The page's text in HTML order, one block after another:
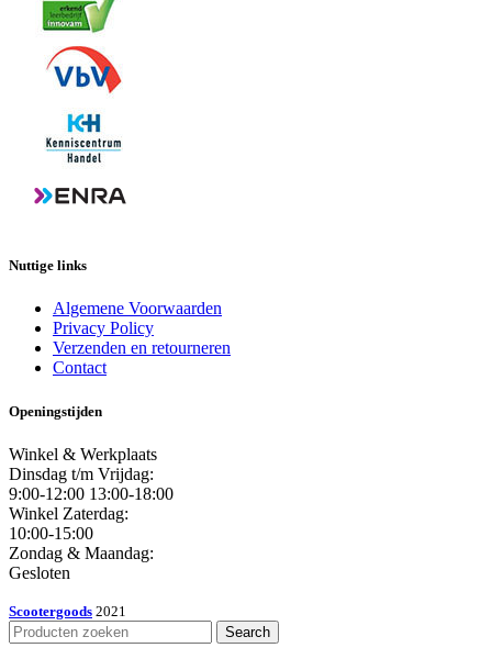
Nuttige links
Algemene Voorwaarden
Privacy Policy
Verzenden en retourneren
Contact
Openingstijden
Winkel & Werkplaats
Dinsdag t/m Vrijdag:
9:00-12:00 13:00-18:00
Winkel Zaterdag:
10:00-15:00
Zondag & Maandag:
Gesloten
Scootergoods 2021
Search